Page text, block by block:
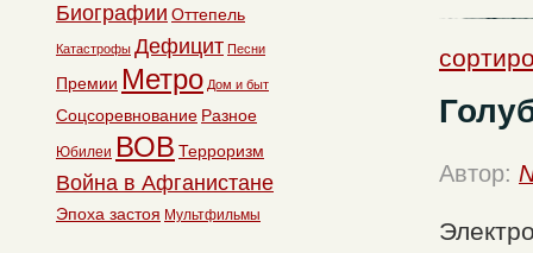
Автор:
Биографии Оттепель
Катастрофы Дефицит Песни
Премии Метро Дом и быт
Соцсоревнование Разное
Юбилеи ВОВ Терроризм
Война в Афганистане
Эпоха застоя Мультфильмы